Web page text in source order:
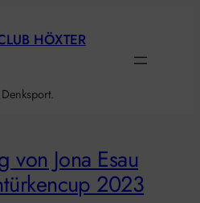
HÖXTER
von Jona Esau
2023